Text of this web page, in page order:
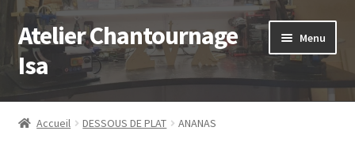
Aller
à
la
Aller
au
contenu
Atelier Chantournage
Isa
Menu
Accueil
Accueil DESSOUS DE PLAT ANANAS